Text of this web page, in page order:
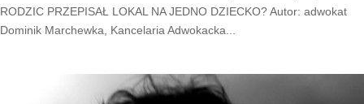
RODZIC PRZEPISAŁ LOKAL NA JEDNO DZIECKO? Autor: adwokat
Dominik Marchewka, Kancelaria Adwokacka...